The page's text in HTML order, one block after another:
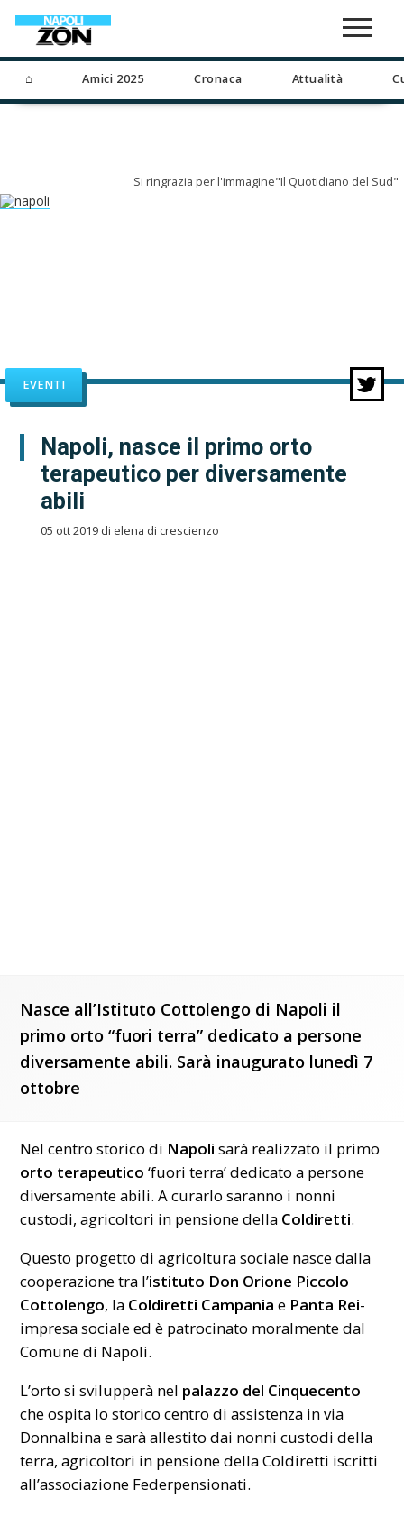
⌂ Amici 2025 Cronaca Attualità
Si ringrazia per l'immagine"Il Quotidiano del Sud"
EVENTI
Napoli, nasce il primo orto
terapeutico per diversamente
abili
05 ott 2019 di elena di crescienzo
Nasce all’Istituto Cottolengo di Napoli il
primo orto “fuori terra” dedicato a persone
diversamente abili. Sarà inaugurato lunedì 7
ottobre
Nel centro storico di Napoli sarà realizzato il primo
orto terapeutico ‘fuori terra’ dedicato a persone
diversamente abili. A curarlo saranno i nonni
custodi, agricoltori in pensione della Coldiretti.
Questo progetto di agricoltura sociale nasce dalla
cooperazione tra l’istituto Don Orione Piccolo
Cottolengo, la Coldiretti Campania e Panta Rei-
impresa sociale ed è patrocinato moralmente dal
Comune di Napoli.
L’orto si svilupperà nel palazzo del Cinquecento
che ospita lo storico centro di assistenza in via
Donnalbina e sarà allestito dai nonni custodi della
terra, agricoltori in pensione della Coldiretti iscritti
all’associazione Federpensionati.